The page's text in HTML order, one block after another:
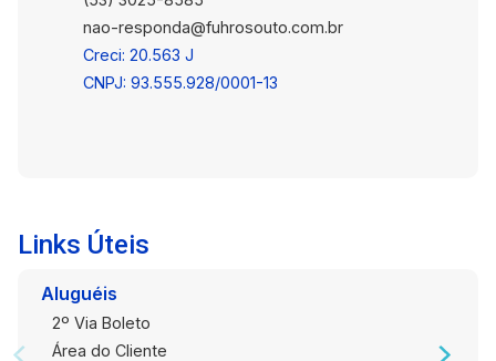
nao-responda@fuhrosouto.com.br
Creci: 20.563 J
CNPJ: 93.555.928/0001-13
Links Úteis
Aluguéis
2º Via Boleto
Área do Cliente